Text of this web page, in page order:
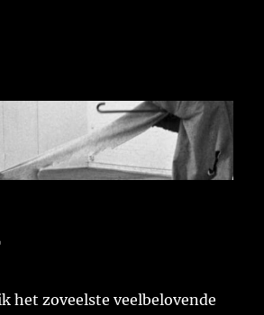
het zoveelste veelbelovende